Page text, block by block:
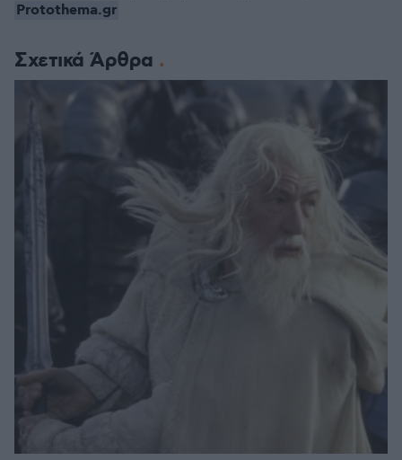
Σχετικά Άρθρα
Protothema.gr